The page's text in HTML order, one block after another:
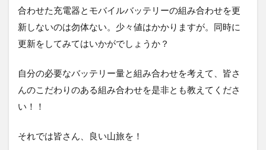
合わせた充電器とモバイルバッテリーの組み合わせを更
新しないのは勿体ない。少々値はかかりますが。同時に
更新をしてみてはいかがでしょうか？
自分の必要なバッテリー量と組み合わせを考えて、皆さ
んのこだわりのある組み合わせを是非とも教えてくださ
い！！
それでは皆さん、良い山旅を！